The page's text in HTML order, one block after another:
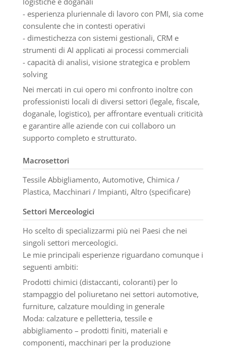
- esperienza pluriennale di lavoro con PMI, sia come
consulente che in contesti operativi
- dimestichezza con sistemi gestionali, CRM e
strumenti di AI applicati ai processi commerciali
- capacità di analisi, visione strategica e problem
solving
Nei mercati in cui opero mi confronto inoltre con
professionisti locali di diversi settori (legale, fiscale,
doganale, logistico), per affrontare eventuali criticità
e garantire alle aziende con cui collaboro un
supporto completo e strutturato.
Macrosettori
Tessile Abbigliamento, Automotive, Chimica /
Plastica, Macchinari / Impianti, Altro (specificare)
Settori Merceologici
Ho scelto di specializzarmi più nei Paesi che nei
singoli settori merceologici.
Le mie principali esperienze riguardano comunque i
seguenti ambiti:
Prodotti chimici (distaccanti, coloranti) per lo
stampaggio del poliuretano nei settori automotive,
furniture, calzature moulding in generale
Moda: calzature e pelletteria, tessile e
abbigliamento – prodotti finiti, materiali e
componenti, macchinari per la produzione